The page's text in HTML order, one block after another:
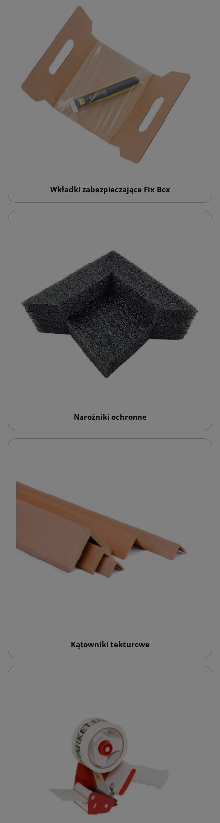
Wkładki zabezpieczające Fix Box
Narożniki ochronne
Kątowniki tekturowe